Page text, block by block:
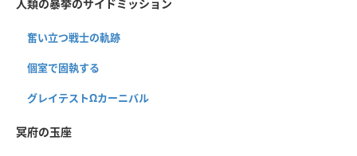
人類の暴挙のサイドミッション
奮い立つ戦士の軌跡
個室で固執する
グレイテストΩカーニバル
冥府の玉座